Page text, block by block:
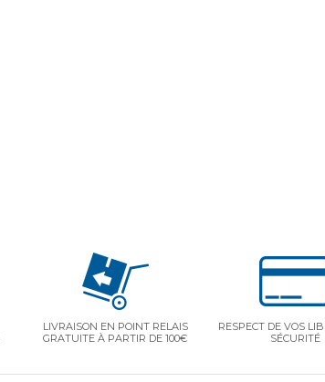
LIVRAISON EN POINT RELAIS
GRATUITE À PARTIR DE 100€
RESPECT DE VOS
SÉCURITÉ